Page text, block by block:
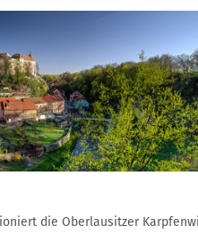
die Oberlausitzer